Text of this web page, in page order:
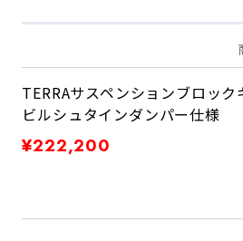
TERRAサスペンションブロック
ビルシュタインダンパー仕様
¥222,200